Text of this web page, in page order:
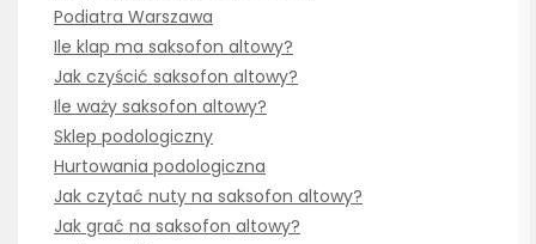
Podiatra Warszawa
Ile klap ma saksofon altowy?
Jak czyścić saksofon altowy?
Ile waży saksofon altowy?
Sklep podologiczny
Hurtowania podologiczna
Jak czytać nuty na saksofon altowy?
Jak grać na saksofon altowy?